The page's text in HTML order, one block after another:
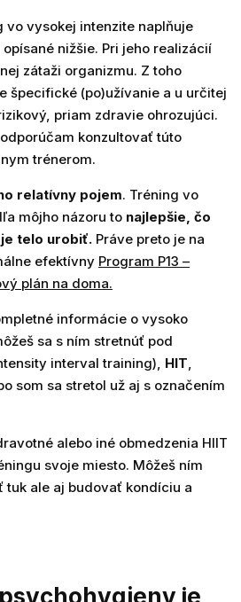
vo vysokej intenzite naplňuje
nižšie. Pri jeho realizácií
zátaži organizmu. Z toho
špecifické (po)užívanie a u určitej
priam zdravie ohrozujúci.
konzultovať túto
trénerom.
relatívny pojem. Tréning vo
môjho názoru to najlepšie, čo
telo urobiť. Práve preto je na
efektívny Program P13 –
plán na doma.
informácie o vysoko
sa s ním stretnúť pod
interval training), HIT,
som sa stretol už aj s označením
alebo iné obmedzenia HIIT
svoje miesto. Môžeš ním
ale aj budovať kondíciu a
je